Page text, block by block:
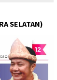
SELATAN)